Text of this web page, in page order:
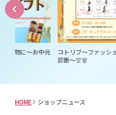
～お中元
コトリブ～ファッションスタ
診断～👚👗
HOME ショップニュース